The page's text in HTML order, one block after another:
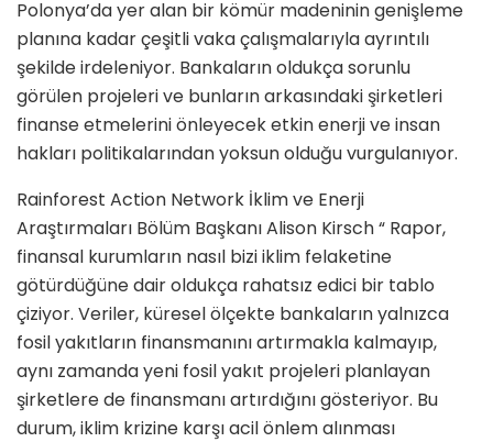
Polonya’da yer alan bir kömür madeninin genişleme
planına kadar çeşitli vaka çalışmalarıyla ayrıntılı
şekilde irdeleniyor. Bankaların oldukça sorunlu
görülen projeleri ve bunların arkasındaki şirketleri
finanse etmelerini önleyecek etkin enerji ve insan
hakları politikalarından yoksun olduğu vurgulanıyor.
Rainforest Action Network İklim ve Enerji
Araştırmaları Bölüm Başkanı Alison Kirsch “ Rapor,
finansal kurumların nasıl bizi iklim felaketine
götürdüğüne dair oldukça rahatsız edici bir tablo
çiziyor. Veriler, küresel ölçekte bankaların yalnızca
fosil yakıtların finansmanını artırmakla kalmayıp,
aynı zamanda yeni fosil yakıt projeleri planlayan
şirketlere de finansmanı artırdığını gösteriyor. Bu
durum, iklim krizine karşı acil önlem alınması